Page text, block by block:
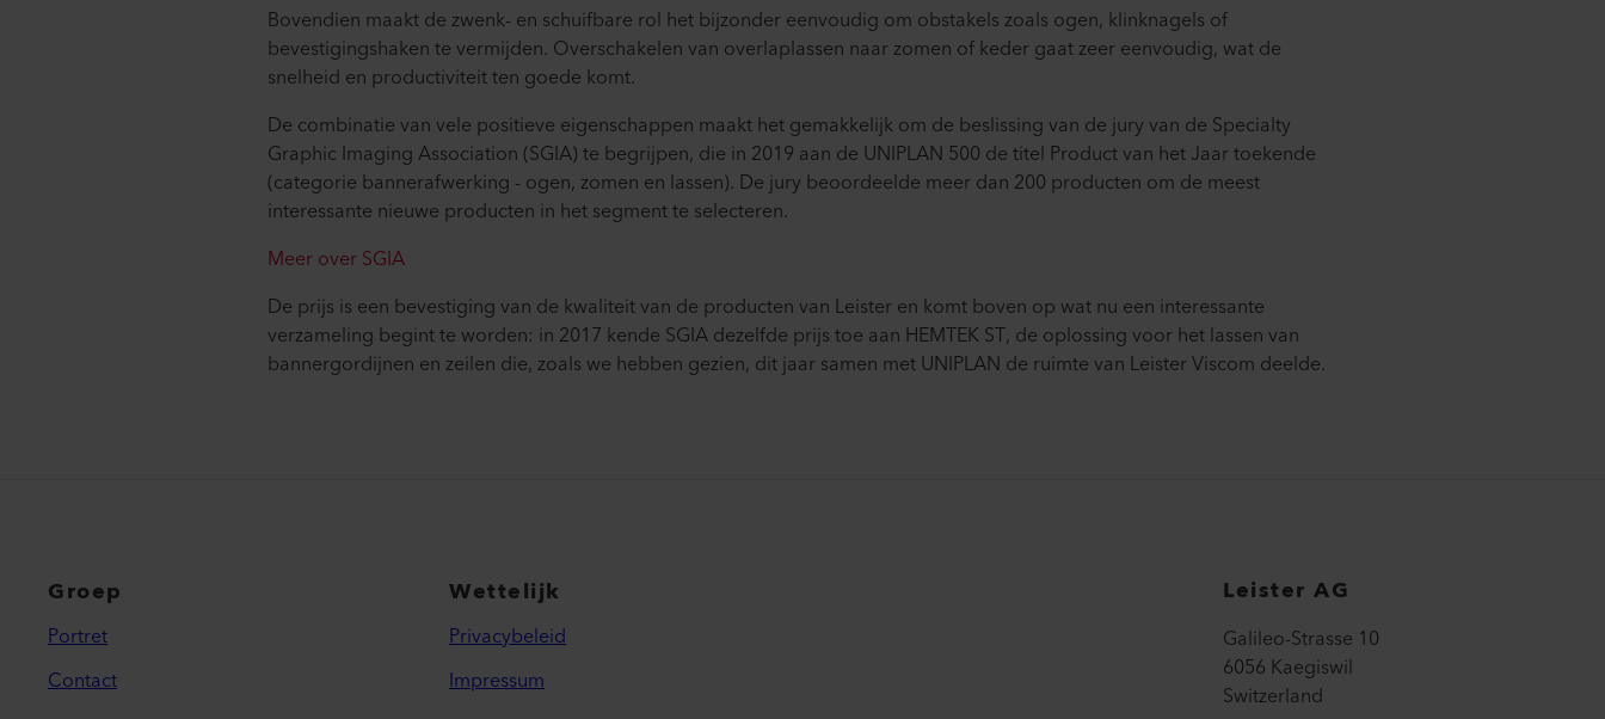
Bovendien maakt de zwenk- en schuifbare rol het bijzonder eenvoudig om obstakels zoals ogen, klinknagels of
bevestigingshaken te vermijden. Overschakelen van overlaplassen naar zomen of keder gaat zeer eenvoudig, wat de
snelheid en productiviteit ten goede komt.
De combinatie van vele positieve eigenschappen maakt het gemakkelijk om de beslissing van de jury van de Specialty
Graphic Imaging Association (SGIA) te begrijpen, die in 2019 aan de UNIPLAN 500 de titel Product van het Jaar toekende
(categorie bannerafwerking - ogen, zomen en lassen). De jury beoordeelde meer dan 200 producten om de meest
interessante nieuwe producten in het segment te selecteren.
Meer over SGIA
De prijs is een bevestiging van de kwaliteit van de producten van Leister en komt boven op wat nu een interessante
verzameling begint te worden: in 2017 kende SGIA dezelfde prijs toe aan HEMTEK ST, de oplossing voor het lassen van
bannergordijnen en zeilen die, zoals we hebben gezien, dit jaar samen met UNIPLAN de ruimte van Leister Viscom deelde.
Groep
Portret
Contact
Wettelijk
Privacybeleid
Impressum
Leister AG
Galileo-Strasse 10
6056 Kaegiswil
Switzerland